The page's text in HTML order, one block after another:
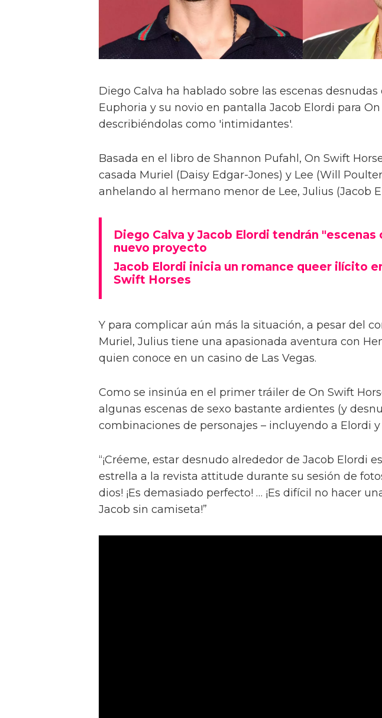
Diego Calva ha hablado sobre las escenas
Euphoria y su novio en pantalla Jacob Elordi para On
describiéndolas como 'intimidantes'.
Basada en el libro de Shannon Pufahl, On Swift
casada Muriel (Daisy Edgar-Jones) y Lee (Will
anhelando al hermano menor de Lee, Julius (Jacob
Diego Calva y Jacob Elordi tendrán "escenas
nuevo proyecto
Jacob Elordi inicia un romance queer ilícito
Swift Horses
Y para complicar aún más la situación, a pesar del
Muriel, Julius tiene una apasionada aventura con
quien conoce en un casino de Las Vegas.
Como se insinúa en el primer tráiler de On Swift
algunas escenas de sexo bastante ardientes (y
combinaciones de personajes – incluyendo a Elordi y
“¡Créeme, estar desnudo alrededor de Jacob Elordi
estrella a la revista attitude durante su sesión de
dios! ¡Es demasiado perfecto! … ¡Es difícil no hacer
Jacob sin camiseta!”